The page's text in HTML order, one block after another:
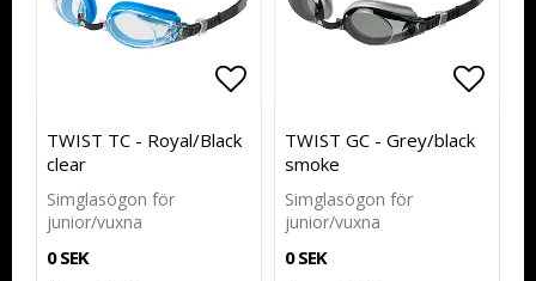
Lägg till i favoritlistan
Lägg till i favoritlistan
TWIST TC - Royal/Black
clear
Simglasögon för
junior/vuxna
0 SEK
TWIST GC - Grey/black
smoke
Simglasögon för
junior/vuxna
0 SEK